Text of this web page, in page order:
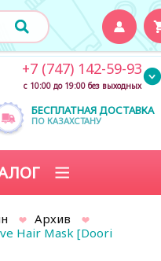
БЕСПЛАТНАЯ ДОСТАВКА
ПО КАЗАХСТАНУ
+7 (747) 142-59-93
с 10:00 до 19:00 без выходных
Архив
Hair Mask [Doori